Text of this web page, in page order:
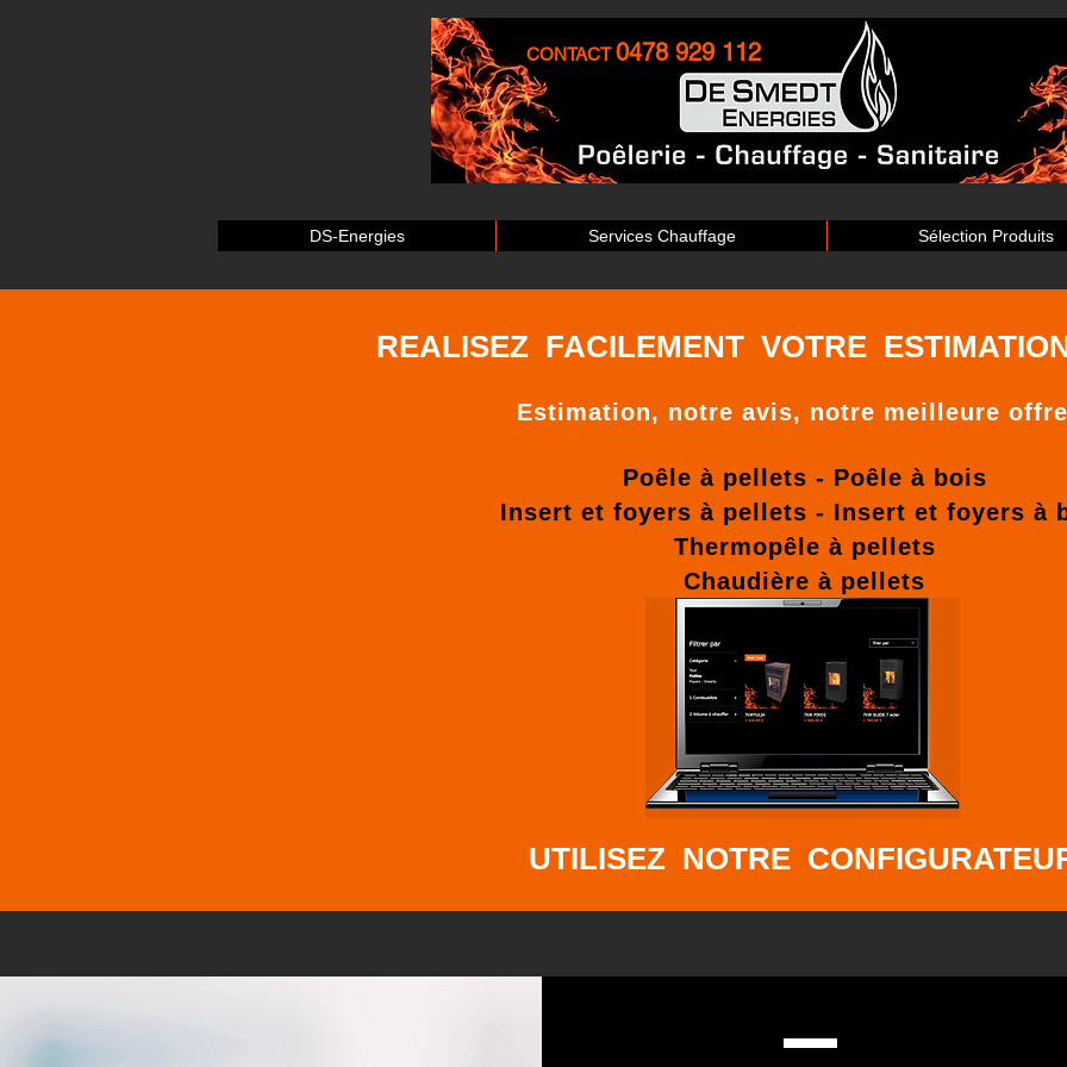
CONTACT0478 929 112
DS-Energies Services Chauffage Sélection Produits
REALISEZ FACILEMENT VOTRE
Estimation, notre avis, notre meilleure
Poêle à pellets - Poêle à bois
Insert et foyers à pellets - Insert et foyers à
Thermopêle à pellets
Chaudière à pellets
UTILISEZ NOTRE